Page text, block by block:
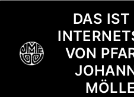
DAS IST
VON